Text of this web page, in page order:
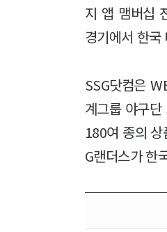
지 앱 맴버십
경기에서 한
SSG닷컴은
계그룹 야구
180여 종의
G랜더스가 한